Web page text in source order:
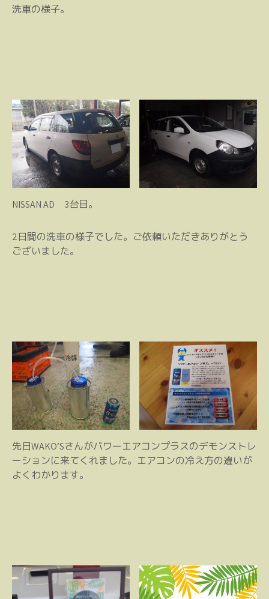
洗車の様子。
NISSAN AD 3台目。
2日間の洗車の様子でした。ご依頼いただきありがとう
ございました。
先日WAKO’Sさんがパワーエアコンプラスのデモンストレ
ーションに来てくれました。エアコンの冷え方の違いが
よくわかります。